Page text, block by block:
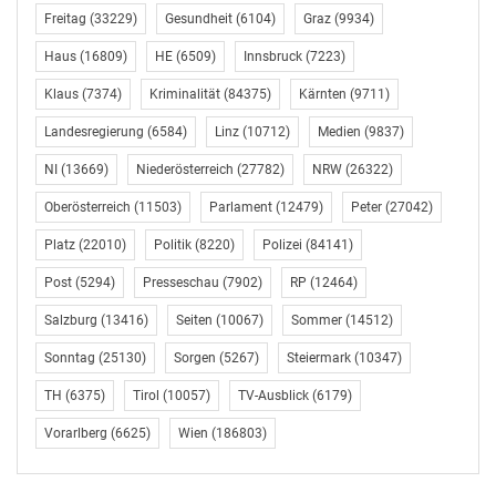
dr@ma53.wien.gv.at
www.wien.gv.at/presse
OTS-ORIGINALTEXT PRESSEAUSSENDUNG UNTER
AUSSCHLIESSLICHER INHALTLICHER VERANTWORTUNG
DES AUSSENDERS. www.ots.at
© Copyright APA-OTS Originaltext-Service GmbH und
der jeweilige Aussender
Gefällt mir:
Ähnliche Beiträge
Freitag (33229) Gesundheit (6104) Graz (9934)
Haus (16809) HE (6509) Innsbruck (7223)
Klaus (7374) Kriminalität (84375) Kärnten (9711)
Landesregierung (6584) Linz (10712) Medien (9837)
NI (13669) Niederösterreich (27782) NRW (26322)
Oberösterreich (11503) Parlament (12479) Peter (27042)
Platz (22010) Politik (8220) Polizei (84141)
Post (5294) Presseschau (7902) RP (12464)
Salzburg (13416) Seiten (10067) Sommer (14512)
Sonntag (25130) Sorgen (5267) Steiermark (10347)
TH (6375) Tirol (10057) TV-Ausblick (6179)
Vorarlberg (6625) Wien (186803)